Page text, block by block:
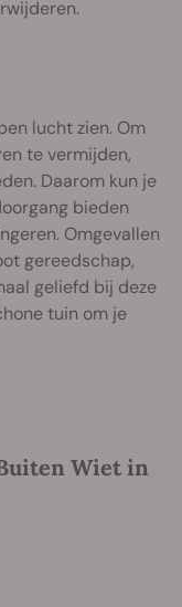
lucht zien. Om
te vermijden,
Daarom kun je
bieden
Omgevallen
gereedschap,
geliefd bij deze
tuin om je
Wiet in